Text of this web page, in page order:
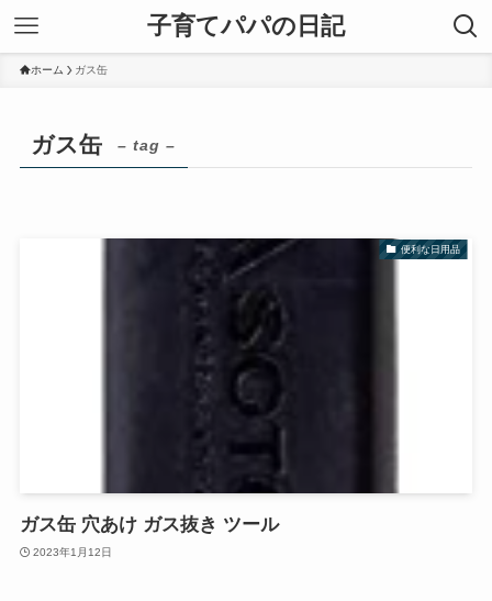
子育てパパの日記
ホーム ガス缶
ガス缶 – tag –
便利な日用品
ガス缶 穴あけ ガス抜き ツール
2023年1月12日